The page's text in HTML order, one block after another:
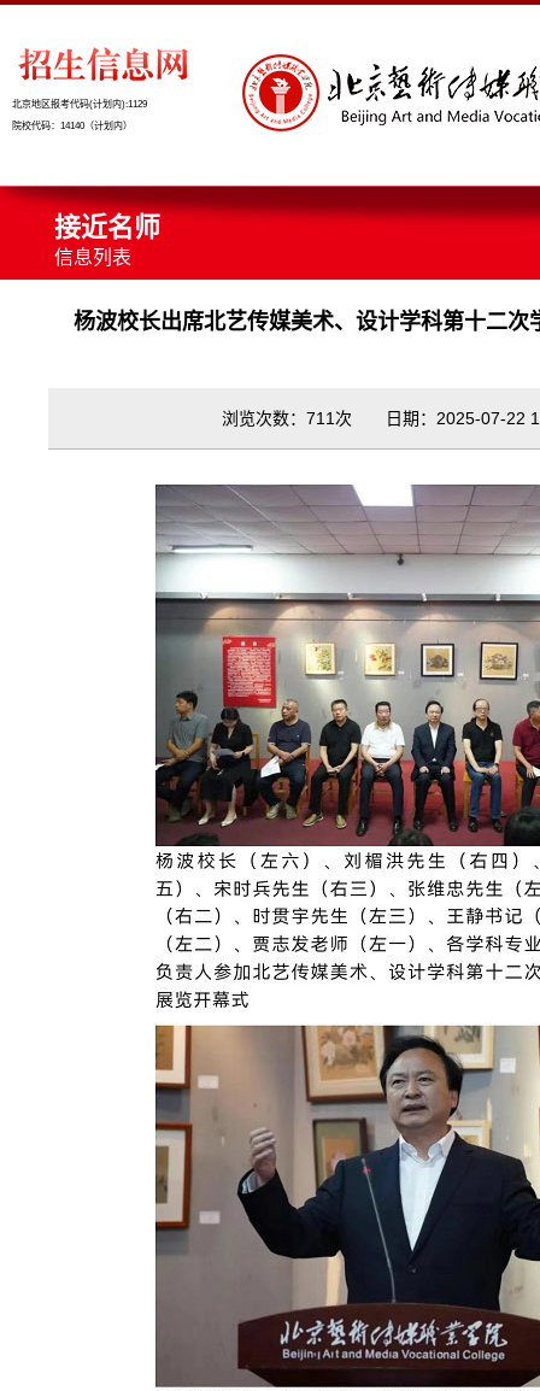
北京地区报考代码(计划内):1129
院校代码：14140（计划内）
接近名师
信息列表
杨波校长出席北艺传媒美术、设计学科第十二次
浏览次数：711次 日期：2025-07-22